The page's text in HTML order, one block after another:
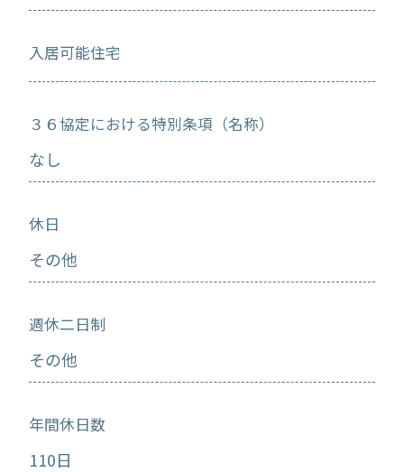
入居可能住宅
３６協定における特別条項（名称）
なし
休日
その他
週休二日制
その他
年間休日数
110日